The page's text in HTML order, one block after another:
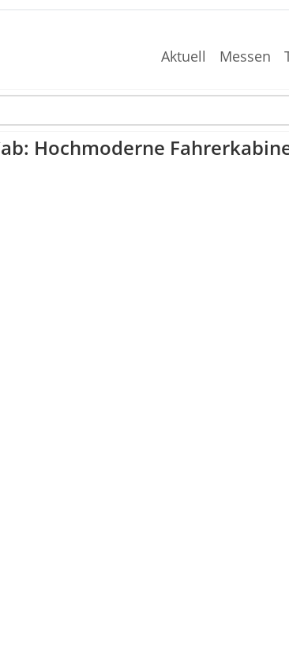
Aktuell Messen
Hochmoderne